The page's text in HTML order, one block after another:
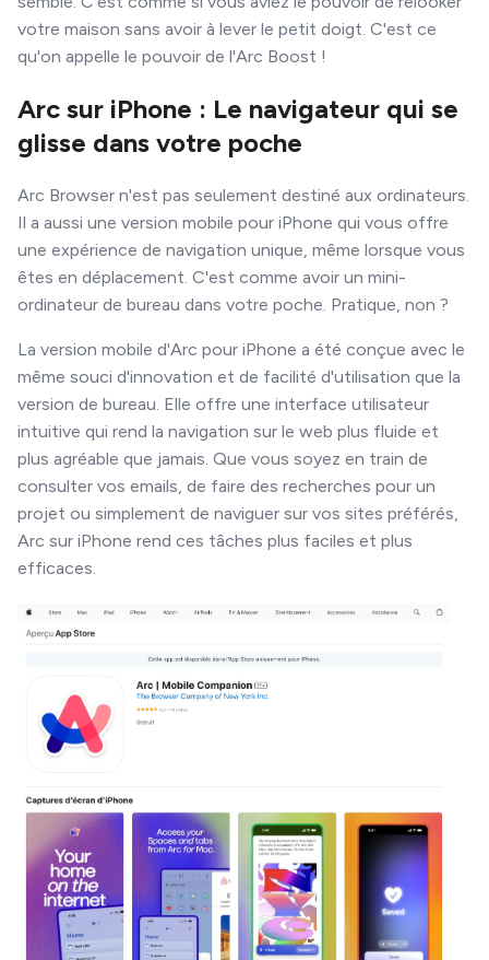
votre maison sans avoir à lever le petit doigt. C'est ce
qu'on appelle le pouvoir de l'Arc Boost !
Arc sur iPhone : Le navigateur qui se
glisse dans votre poche
Arc Browser n'est pas seulement destiné aux ordinateurs.
Il a aussi une version mobile pour iPhone qui vous offre
une expérience de navigation unique, même lorsque vous
êtes en déplacement. C'est comme avoir un mini-
ordinateur de bureau dans votre poche. Pratique, non ?
La version mobile d'Arc pour iPhone a été conçue avec le
même souci d'innovation et de facilité d'utilisation que la
version de bureau. Elle offre une interface utilisateur
intuitive qui rend la navigation sur le web plus fluide et
plus agréable que jamais. Que vous soyez en train de
consulter vos emails, de faire des recherches pour un
projet ou simplement de naviguer sur vos sites préférés,
Arc sur iPhone rend ces tâches plus faciles et plus
efficaces.